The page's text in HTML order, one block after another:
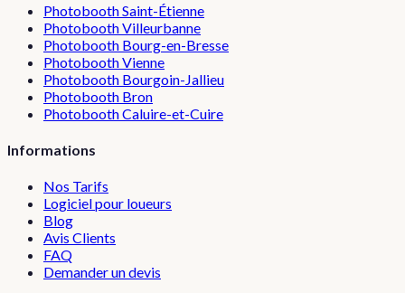
PhotoboothSaint-Étienne
PhotoboothVilleurbanne
Photobooth Bourg-en-Bresse
PhotoboothVienne
Photobooth Bourgoin-Jallieu
Photobooth Bron
PhotoboothCaluire-et-Cuire
Informations
Nos Tarifs
Logiciel pour loueurs
Blog
Avis Clients
FAQ
Demander un devis